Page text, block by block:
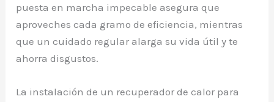
puesta en marcha impecable asegura que
aproveches cada gramo de eficiencia, mientras
que un cuidado regular alarga su vida útil y te
ahorra disgustos.
La instalación de un recuperador de calor para